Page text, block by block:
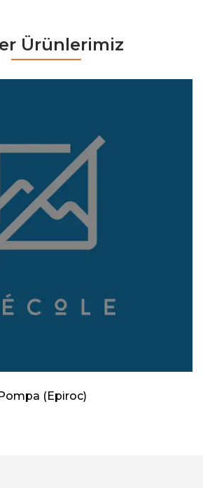
Ürünlerimiz
(Epiroc)